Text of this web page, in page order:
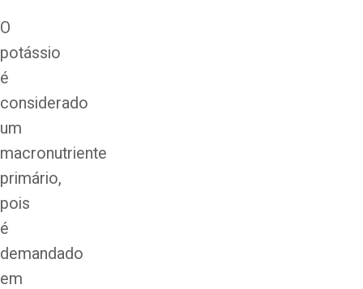
O
potássio
é
considerado
um
macronutriente
primário,
pois
é
demandado
em